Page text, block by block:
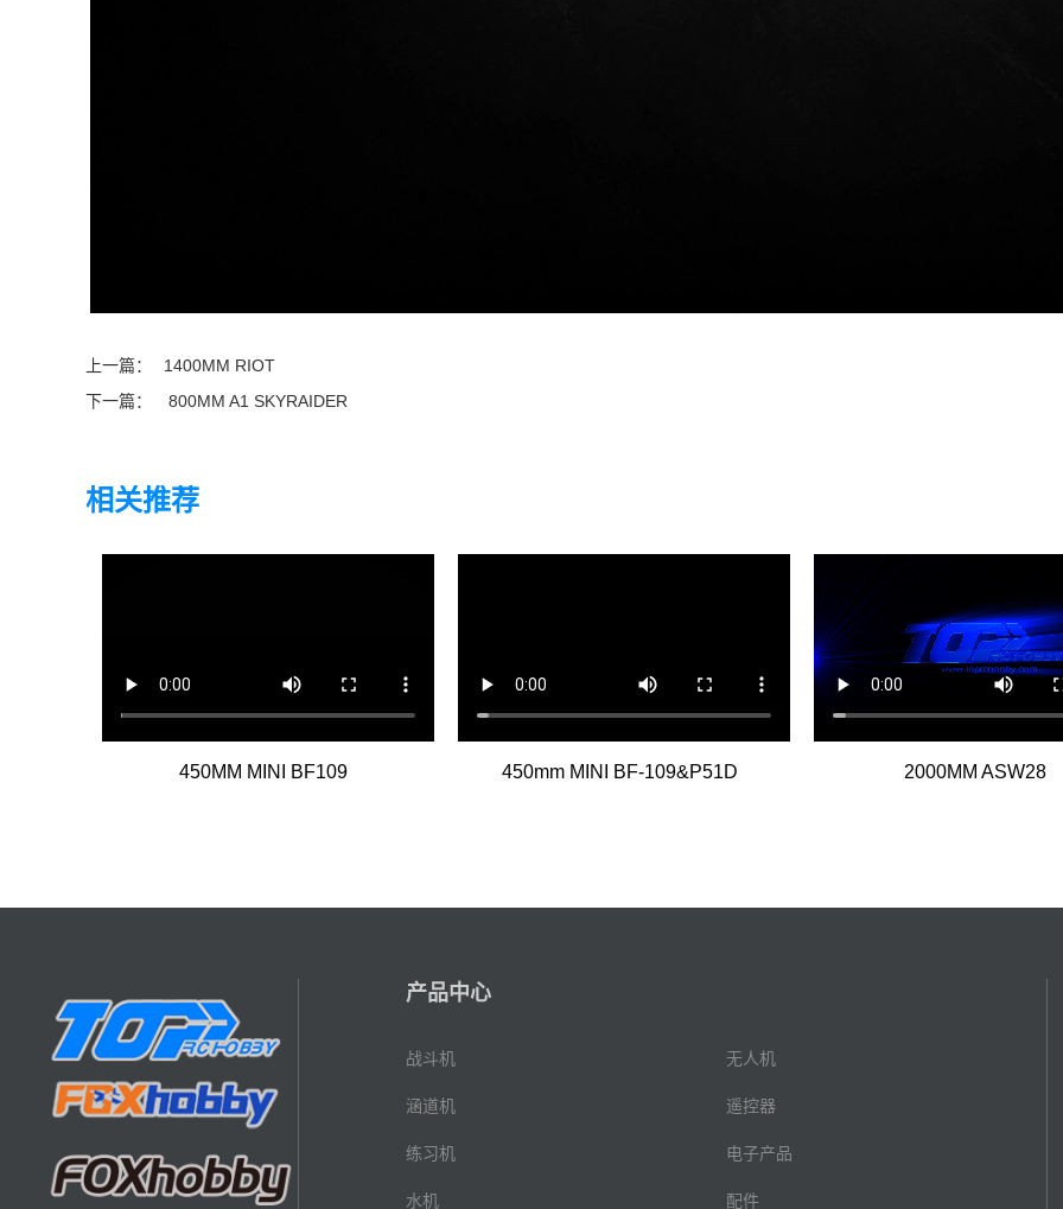
上一篇：
1400MM RIOT
下一篇：
800MM A1 SKYRAIDER
相关推荐
450MM MINI BF109 450mm MINI BF-109&P51D 2000MM ASW28
产品中心
战斗机
涵道机
练习机
水机
无人机
遥控器
电子产品
配件